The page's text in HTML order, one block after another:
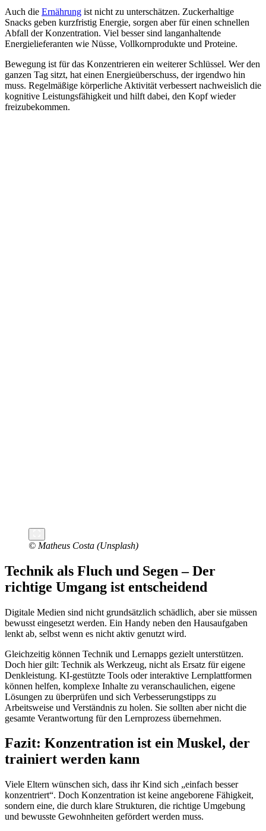
Auch die Ernährung ist nicht zu unterschätzen. Zuckerhaltige
Snacks geben kurzfristig Energie, sorgen aber für einen schnellen
Abfall der Konzentration. Viel besser sind langanhaltende
Energielieferanten wie Nüsse, Vollkornprodukte und Proteine.
Bewegung ist für das Konzentrieren ein weiterer Schlüssel. Wer den
ganzen Tag sitzt, hat einen Energieüberschuss, der irgendwo hin
muss. Regelmäßige körperliche Aktivität verbessert nachweislich die
kognitive Leistungsfähigkeit und hilft dabei, den Kopf wieder
freizubekommen.
© Matheus Costa (Unsplash)
Technik als Fluch und Segen – Der
richtige Umgang ist entscheidend
Digitale Medien sind nicht grundsätzlich schädlich, aber sie müssen
bewusst eingesetzt werden. Ein Handy neben den Hausaufgaben
lenkt ab, selbst wenn es nicht aktiv genutzt wird.
Gleichzeitig können Technik und Lernapps gezielt unterstützen.
Doch hier gilt: Technik als Werkzeug, nicht als Ersatz für eigene
Denkleistung. KI-gestützte Tools oder interaktive Lernplattformen
können helfen, komplexe Inhalte zu veranschaulichen, eigene
Lösungen zu überprüfen und sich Verbesserungstipps zu
Arbeitsweise und Verständnis zu holen. Sie sollten aber nicht die
gesamte Verantwortung für den Lernprozess übernehmen.
Fazit: Konzentration ist ein Muskel, der
trainiert werden kann
Viele Eltern wünschen sich, dass ihr Kind sich „einfach besser
konzentriert“. Doch Konzentration ist keine angeborene Fähigkeit,
sondern eine, die durch klare Strukturen, die richtige Umgebung
und bewusste Gewohnheiten gefördert werden muss.